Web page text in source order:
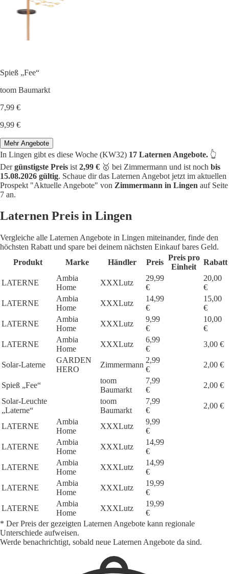
Spieß „Fee“
toom Baumarkt
7,99 €
9,99 €
Mehr Angebote
In Lingen gibt es diese Woche (KW32) 17 Laternen Angebote. 👆
Dergünstigste Preis ist 2,99 € 🥇 bei Zimmermann und ist noch bis
15.08.2026 gültig. Schaue dir das Laternen Angebot jetzt im aktuellen
Prospekt "Aktuelle Angebote" von Zimmermann in Lingen auf Seite
7 an.
Laternen Preis in Lingen
Vergleiche alle Laternen Angebote in Lingen miteinander, finde den
höchsten Rabatt und spare bei deinem nächsten Einkauf bares Geld.
Produkt
Marke Händler Preis
Preis pro
Einheit
Rabatt
LATERNE
Ambia
Home
XXXLutz
29,99
€
20,00
€
LATERNE
Ambia
Home
XXXLutz
14,99
€
15,00
€
LATERNE
Ambia
Home
XXXLutz
9,99
€
10,00
€
LATERNE
Ambia
Home
XXXLutz
6,99
€
3,00 €
Solar-Laterne
GARDEN
HERO
Zimmermann
2,99
€
2,00 €
Spieß „Fee“
toom
Baumarkt
7,99
€
2,00 €
Solar-Leuchte
„Laterne“
toom
Baumarkt
7,99
€
2,00 €
LATERNE
Ambia
Home
XXXLutz
9,99
€
LATERNE
Ambia
Home
XXXLutz
14,99
€
LATERNE
Ambia
Home
XXXLutz
14,99
€
LATERNE
Ambia
Home
XXXLutz
19,99
€
LATERNE
Ambia
Home
XXXLutz
19,99
€
* Der Preis der gezeigten Laternen Angebote kann regionale
Unterschiede aufweisen.
Werde benachrichtigt, sobald neue Laternen Angebote da sind.